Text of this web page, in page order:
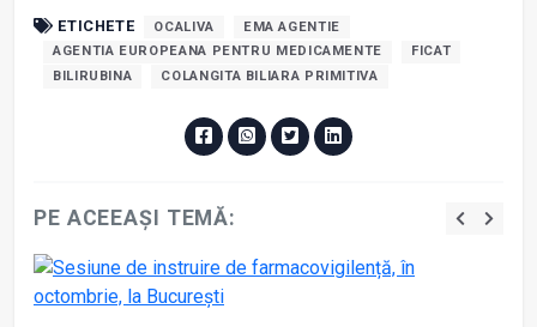
ETICHETE OCALIVA
EMA AGENTIE
AGENTIA EUROPEANA PENTRU MEDICAMENTE
FICAT
BILIRUBINA
COLANGITA BILIARA PRIMITIVA
PE ACEEAȘI TEMĂ: